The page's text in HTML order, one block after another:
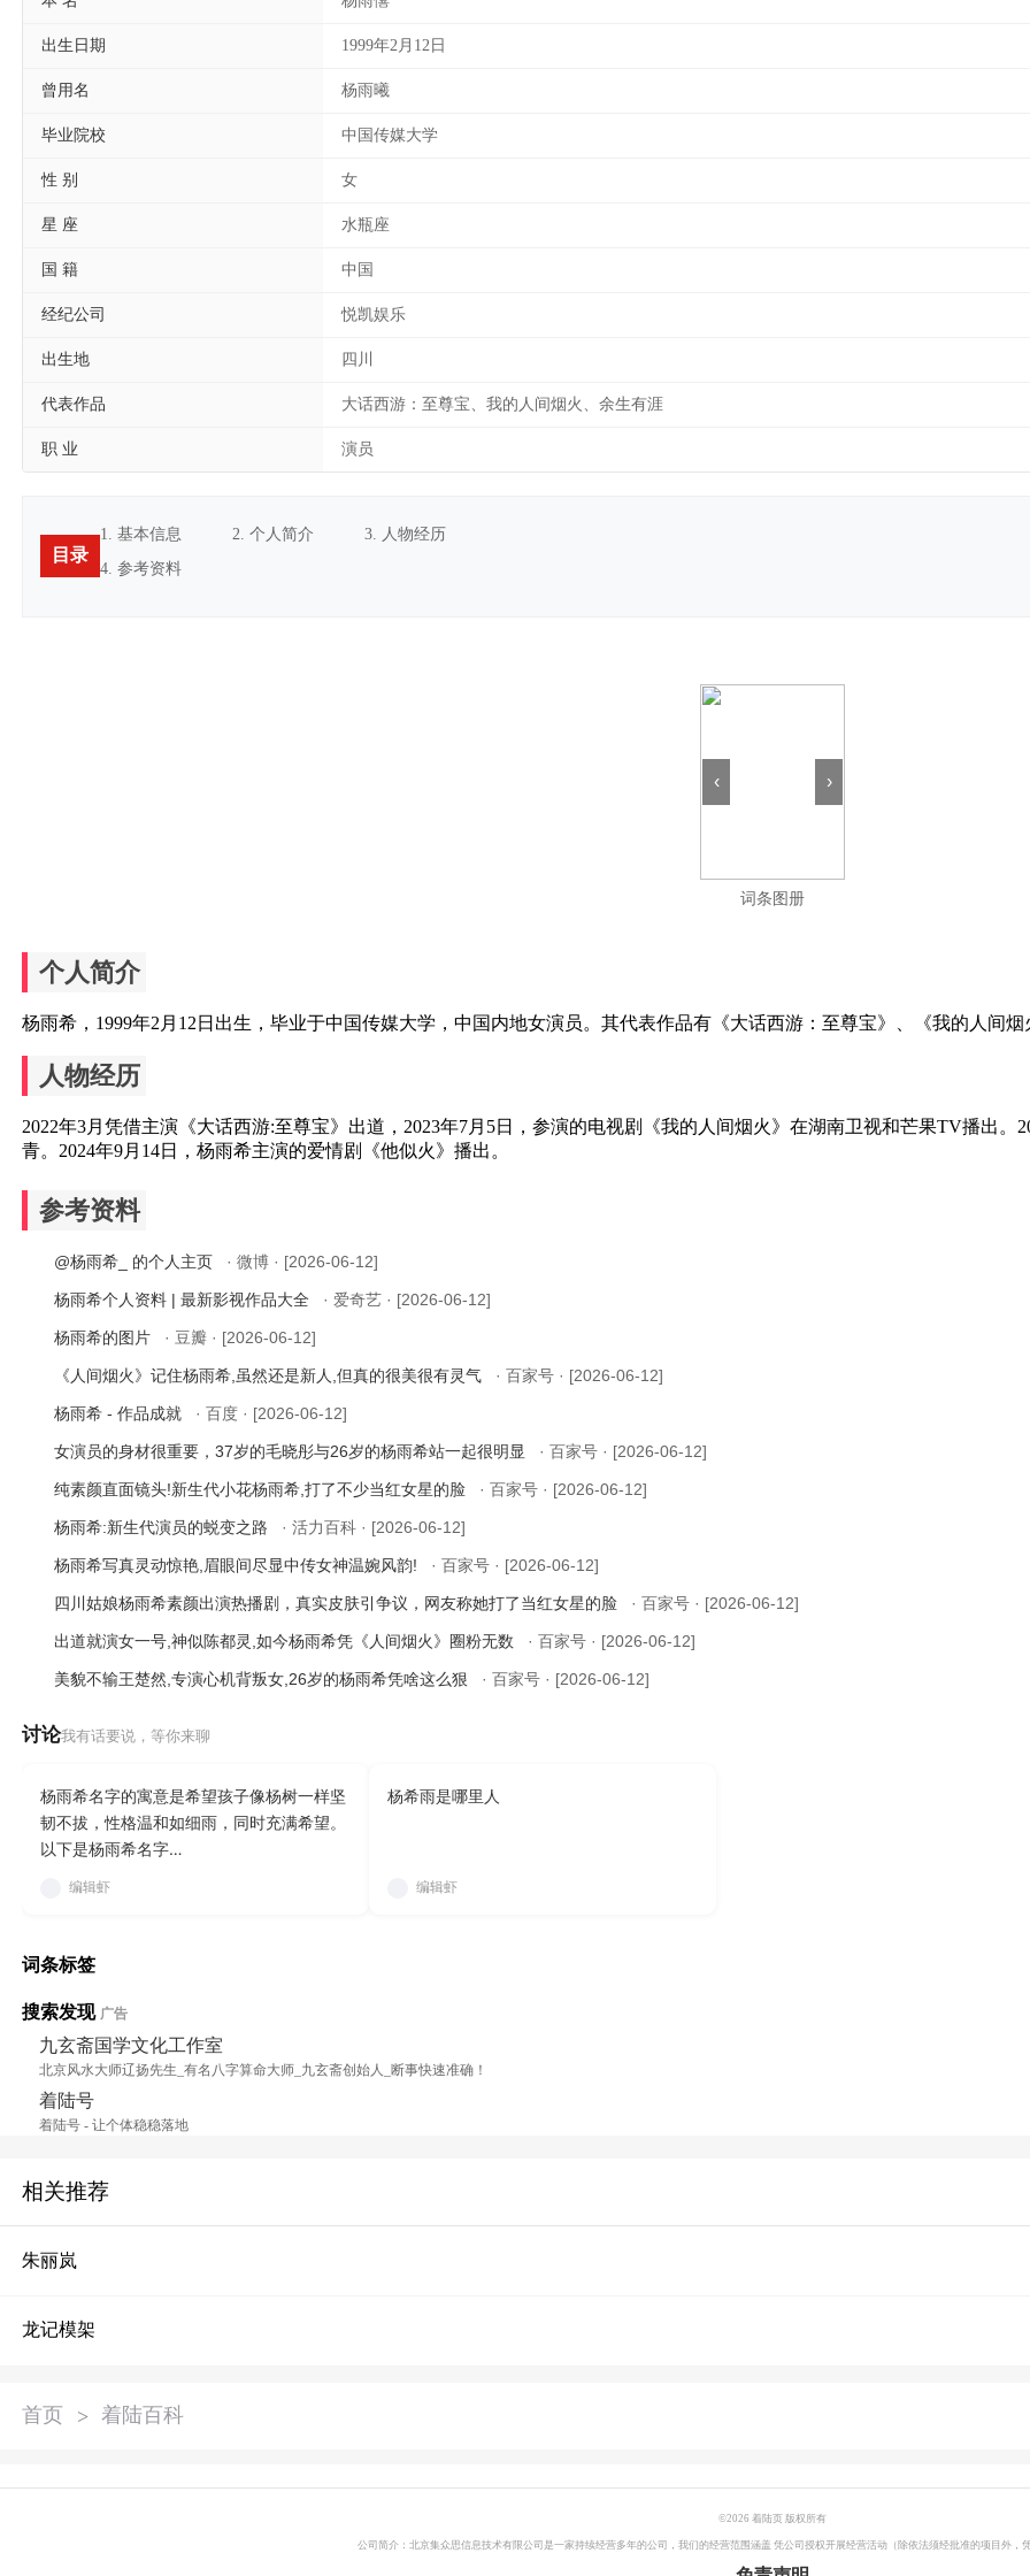
出生日期 1999年2月12日
曾用名 杨雨曦
毕业院校 中国传媒大学
性 别 女
星 座 水瓶座
国 籍 中国
经纪公司 悦凯娱乐
出生地 四川
代表作品 大话西游：至尊宝、我的人间烟火、余生有涯
职 业 演员
目录
1. 基本信息 2. 个人简介
3. 人物经历
4. 参考资料
‹ ›
词条图册
个人简介
杨雨希，1999年2月12日出生，毕业于中国传媒大学，中国内地女演员。其代表作品有《大话西游：至尊宝》、《我的人间烟
人物经历
2022年3月凭借主演《大话西游:至尊宝》出道，2023年7月5日，参演的电视剧《我的人间烟火》在湖南卫视和芒果TV播出
青。2024年9月14日，杨雨希主演的爱情剧《他似火》播出。
参考资料
@杨雨希_ 的个人主页 · 微博 · [2026-06-12]
杨雨希个人资料 | 最新影视作品大全 · 爱奇艺 · [2026-06-12]
杨雨希的图片 · 豆瓣 · [2026-06-12]
《人间烟火》记住杨雨希,虽然还是新人,但真的很美很有灵气 · 百家号 · [2026-06-12]
杨雨希 - 作品成就 · 百度 · [2026-06-12]
女演员的身材很重要，37岁的毛晓彤与26岁的杨雨希站一起很明显 · 百家号 · [2026-06-12]
纯素颜直面镜头!新生代小花杨雨希,打了不少当红女星的脸 · 百家号 · [2026-06-12]
杨雨希:新生代演员的蜕变之路 · 活力百科 · [2026-06-12]
杨雨希写真灵动惊艳,眉眼间尽显中传女神温婉风韵! · 百家号 · [2026-06-12]
四川姑娘杨雨希素颜出演热播剧，真实皮肤引争议，网友称她打了当红女星的脸 · 百家号 · [2026-06-12]
出道就演女一号,神似陈都灵,如今杨雨希凭《人间烟火》圈粉无数 · 百家号 · [2026-06-12]
美貌不输王楚然,专演心机背叛女,26岁的杨雨希凭啥这么狠 · 百家号 · [2026-06-12]
讨论我有话要说，等你来聊
杨雨希名字的寓意是希望孩子像杨树一样坚
韧不拔，性格温和如细雨，同时充满希望。
以下是杨雨希名字…
编辑虾
杨希雨是哪里人
编辑虾
词条标签
搜索发现 广告
九玄斋国学文化工作室
北京风水大师辽扬先生_有名八字算命大师_九玄斋创始人_断事快速准确！
着陆号
着陆号 - 让个体稳稳落地
相关推荐
朱丽岚
龙记模架
首页 > 着陆百科
©2026 着陆页 版权所有
公司简介：北京集众思信息技术有限公司是一家持续经营多年的公司，我们的经营范围涵盖 凭公司授权开展经营活动（除依法须经批准的项目外，